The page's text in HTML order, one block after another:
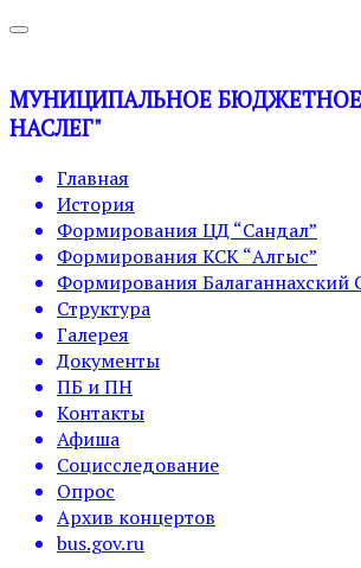
МУНИЦИПАЛЬНОЕ БЮДЖЕТНОЕ
НАСЛЕГ"
Главная
История
Формирования ЦД “Сандал”
Формирования КСК “Алгыс”
Формирования Балаганнахский
Структура
Галерея
Документы
ПБ и ПН
Контакты
Афиша
Социсследование
Опрос
Архив концертов
bus.gov.ru